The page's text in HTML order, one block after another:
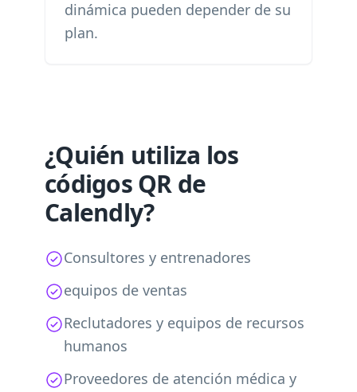
dinámica pueden depender de su
plan.
¿Quién utiliza los
códigos QR de
Calendly?
Consultores y entrenadores
equipos de ventas
Reclutadores y equipos de recursos
humanos
Proveedores de atención médica y